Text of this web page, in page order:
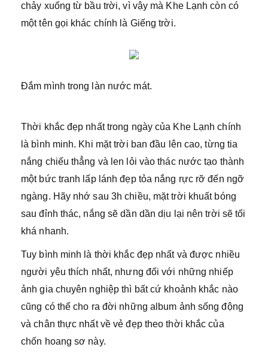
chảy xuống từ bầu trời, vì vậy mà Khe Lạnh còn có
một tên gọi khác chính là Giếng trời.
Đắm mình trong làn nước mát.
Thời khắc đẹp nhất trong ngày của Khe Lạnh chính
là bình minh. Khi mặt trời ban đầu lên cao, từng tia
nắng chiếu thẳng và len lỏi vào thác nước tạo thành
một bức tranh lấp lánh đẹp tỏa nắng rực rỡ đến ngỡ
ngàng. Hãy nhớ sau 3h chiều, mặt trời khuất bóng
sau đỉnh thác, nắng sẽ dần dần dịu lại nên trời sẽ tối
khá nhanh.
Tuy bình minh là thời khắc đẹp nhất và được nhiều
người yêu thích nhất, nhưng đối với những nhiếp
ảnh gia chuyên nghiệp thì bất cứ khoảnh khắc nào
cũng có thể cho ra đời những album ảnh sống động
và chân thực nhất về vẻ đẹp theo thời khắc của
chốn hoang sơ này.